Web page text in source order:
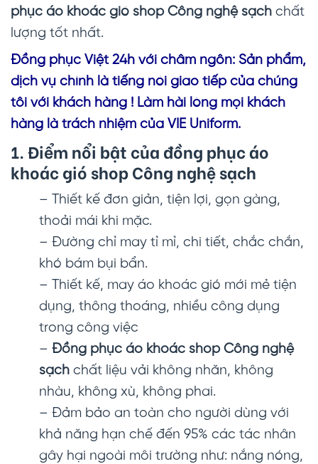
phục áo khoác gió shop Công nghệ sạch chất
lượng tốt nhất.
Đồng phục Việt 24h với châm ngôn: Sản phẩm,
dịch vụ chính là tiếng nói giao tiếp của chúng
tôi với khách hàng ! Làm hài lòng mọi khách
hàng là trách nhiệm của VIE Uniform.
1. Điểm nổi bật của đồng phục áo
khoác gió shop Công nghệ sạch
– Thiết kế đơn giản, tiện lợi, gọn gàng,
thoải mái khi mặc.
– Đường chỉ may tỉ mỉ, chi tiết, chắc chắn,
khó bám bụi bẩn.
– Thiết kế, may áo khoác gió mới mẻ tiện
dụng, thông thoáng, nhiều công dụng
trong công việc
– Đồng phục áo khoác shop Công nghệ
sạch chất liệu vải không nhăn, không
nhàu, không xù, không phai.
– Đảm bảo an toàn cho người dùng với
khả năng hạn chế đến 95% các tác nhân
gây hại ngoài môi trường như: nắng nóng,